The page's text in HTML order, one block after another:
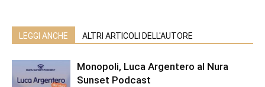
LEGGI ANCHE ALTRI ARTICOLI DELL'AUTORE
Monopoli, Luca Argentero al Nura
Sunset Podcast